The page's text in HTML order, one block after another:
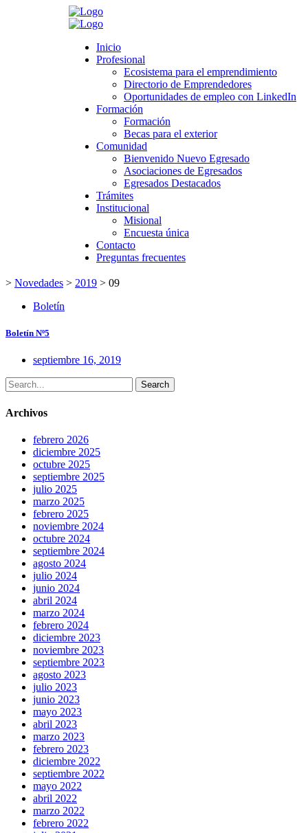
Inicio
Profesional
Ecosistema para el emprendimiento
Directorio de Emprendedores
Oportunidades de empleo con LinkedIn
Formación
Formación
Becas para el exterior
Comunidad
Bienvenido Nuevo Egresado
Asociaciones de Egresados
Egresados Destacados
Trámites
Institucional
Misional
Encuesta única
Contacto
Preguntas frecuentes
Ecosistema para el emprendimiento
Directorio de Emprendedores
Oportunidades de empleo con LinkedIn
Becas para el exterior
Bienvenido Nuevo Egresado
Asociaciones de Egresados
Egresados Destacados
Institucional
Encuesta única
Preguntas frecuentes
> Novedades > 2019 > 09
Boletín
Boletín Nº5
septiembre 16, 2019
Search
Archivos
febrero 2026
diciembre 2025
octubre 2025
septiembre 2025
julio 2025
marzo 2025
febrero 2025
noviembre 2024
octubre 2024
septiembre 2024
agosto 2024
julio 2024
junio 2024
abril 2024
marzo 2024
febrero 2024
diciembre 2023
noviembre 2023
septiembre 2023
agosto 2023
julio 2023
junio 2023
mayo 2023
abril 2023
marzo 2023
febrero 2023
diciembre 2022
septiembre 2022
mayo 2022
abril 2022
marzo 2022
febrero 2022